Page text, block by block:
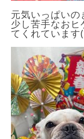
元気いっぱい
少し苦手なおヒ
てくれていま